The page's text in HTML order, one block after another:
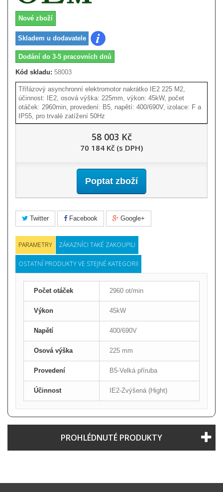
Nové zboží
Skladem u dodavatele
Dodání do 3-5 pracovních dnů
Kód skladu: 58003
Třífázový asynchronní elektromotor nakrátko IE2 225 M2,
účinnost: IE2, osová výška: 225mm, výkon: 45kW, počet
otáček: 2960min, provedení: B5, napětí: 400/690V, izolace: F a
IP55, pro trvalé zatížení 50Hz
58 003 Kč
70 184 Kč (s DPH)
Poptat zboží
Twitter Facebook Google+
PARAMETRY ZÁKAZNÍCI TAKÉ ZAKOUPILI
OSTATNÍ PRODUKTY VE STEJNÉ KATEGORII
Počet otáček 2960 ot/min
Výkon 45kW
Napětí 400/690V
Osová výška 225 mm
Provedení B5-Velká příruba
Účinnost IE2-Zvýšená (Hight)
PROHLÉDNUTÉ PRODUKTY